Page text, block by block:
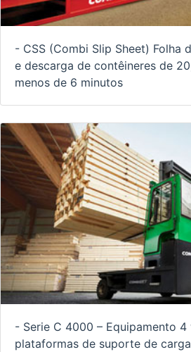
- CSS (Combi Slip Sheet) Folha
e descarga de contêineres de
menos de 6 minutos
- Serie C 4000 – Equipamento 4
plataformas de suporte de